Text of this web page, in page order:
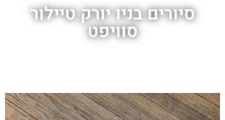
סיורים בניו יורק טיילור
סוויפט